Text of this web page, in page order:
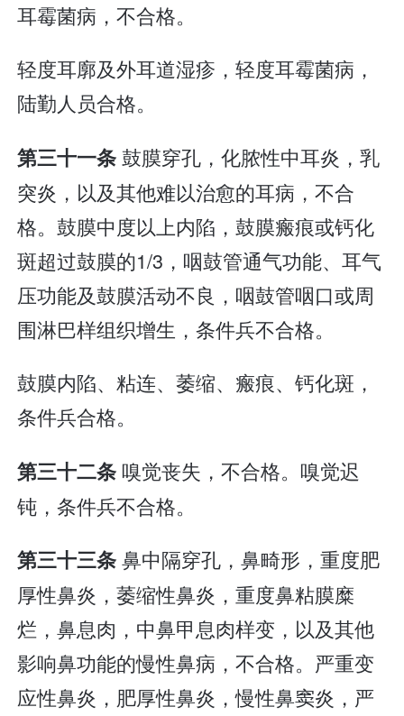
耳霉菌病，不合格。
轻度耳廓及外耳道湿疹，轻度耳霉菌病，
陆勤人员合格。
第三十一条鼓膜穿孔，化脓性中耳炎，乳
突炎，以及其他难以治愈的耳病，不合
格。鼓膜中度以上内陷，鼓膜瘢痕或钙化
斑超过鼓膜的1/3，咽鼓管通气功能、耳气
压功能及鼓膜活动不良，咽鼓管咽口或周
围淋巴样组织增生，条件兵不合格。
鼓膜内陷、粘连、萎缩、瘢痕、钙化斑，
条件兵合格。
第三十二条 嗅觉丧失，不合格。嗅觉迟
钝，条件兵不合格。
第三十三条鼻中隔穿孔，鼻畸形，重度肥
厚性鼻炎，萎缩性鼻炎，重度鼻粘膜糜
烂，鼻息肉，中鼻甲息肉样变，以及其他
影响鼻功能的慢性鼻病，不合格。严重变
应性鼻炎，肥厚性鼻炎，慢性鼻窦炎，严